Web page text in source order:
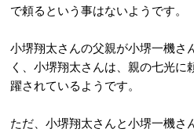
で頼るという事はないようです。
小堺翔太さんの父親が小堺一機さ
く、小堺翔太さんは、親の七光
躍されているようです。
ただ、小堺翔太さんと小堺一機さ